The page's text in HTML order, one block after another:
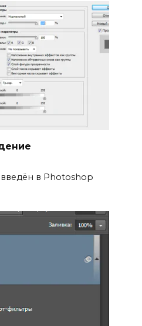
в Photoshop